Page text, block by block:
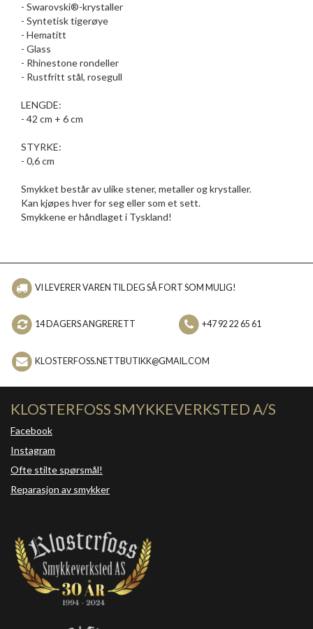
- Swarovski®-krystaller
- Syntetisk tigerøye
- Hematitt
- Glass
- Rhinestone rondeller
- Rustfritt stål, rosegull
LENGDE:
- 42 cm + 6 cm
STYRKE:
- 0,6 cm
Smykket består av ulike stener, metaller og krystaller.
Kan kjøpes hver for seg eller som et sett.
Smykkene er håndlaget i Tyskland!
VI LEVERER VAREN TIL DEG SÅ FORT SOM MULIG!
14 DAGERS ANGRERETT +47 92 22 65 61
KLOSTERFOSS.NETTBUTIKK@GMAIL.COM
KLOSTERFOSS SMYKKEVERKSTED A/S
Facebook
Instagram
Ofte stilte spørsmål!
Reparasjon av smykker